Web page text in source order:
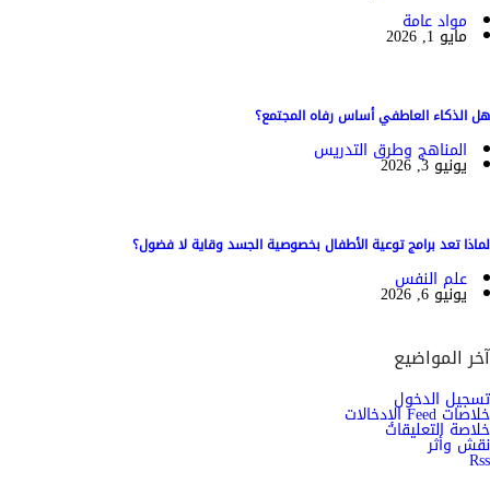
مواد عامة
مايو 1, 2026
هل الذكاء العاطفي أساس رفاه المجتمع؟
المناهج وطرق التدريس
يونيو 3, 2026
لماذا تعد برامج توعية الأطفال بخصوصية الجسد وقاية لا فضول؟
علم النفس
يونيو 6, 2026
آخر المواضيع
تسجيل الدخول
خلاصات Feed الإدخالات
خلاصة التعليقات
نقش وأثر
Rss